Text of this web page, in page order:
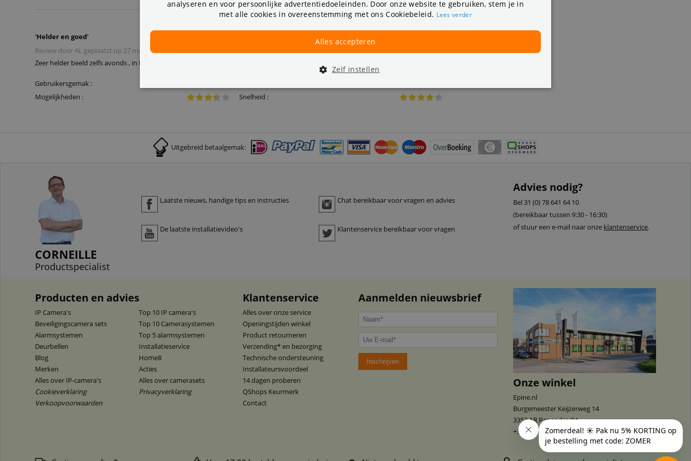
'Helder en goed'
Review doorAL geplaatst op 27 maart 2025
Zeer helder beeld zelfs avonds , in te stellen naar eigen voorkeur , zeer tevreden en goede prijs
Gebruikersgemak :
Mogelijkheden :
Snelheid :
Uitgebreid betaalgemak:
CORNEILLE
Productspecialist
Laatste nieuws, handige tips en instructies Chat bereikbaar voor vragen en advies
De laatste installatievideo's Klantenservice bereikbaar voor vragen
Advies nodig?
Bel 31 (0) 78 641 64 10
(bereikbaar tussen 9:30 - 16:30)
of stuur een e-mail naar onze klantenservice.
Producten en advies
IP Camera's
Top 10 IP camera's
Beveiligingscamera sets
Top 10 Camerasystemen
Alarmsystemen
Top 5 alarmsystemen
Deurbellen
Installatieservice
Blog
Home8
Merken
Acties
Alles over IP-camera's
Alles over camerasets
Cookieverklaring
Privacyverklaring
Verkoopvoorwaarden
Klantenservice
Alles over onze service
Openingstijden winkel
Product retourneren
Verzending* en bezorging
Technische ondersteuning
Installateursvoordeel
14 dagen proberen
QShops Keurmerk
Contact
Aanmelden nieuwsbrief
Onze winkel
Epine.nl
Burgemeester Keijzerweg 14
3352 AR Papendrecht
+31 (0) 78 641 64 10 klantenservice@epine.nl
analyseren en voor persoonlijke advertentiedoeleinden. Door onze website te gebruiken, stem je in
met alle cookies in overeenstemming met ons Cookiebeleid. Lees verder
Alles accepteren
Zelf instellen